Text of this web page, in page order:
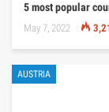
5 most popular
May 7, 2022
AUSTRIA